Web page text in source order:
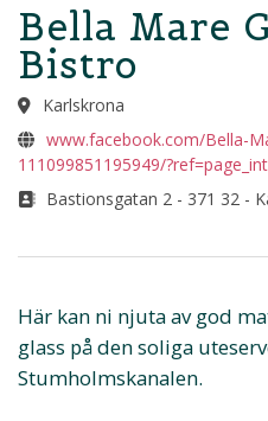
Bella Mare
Bistro
Karlskrona
www.facebook.com/Bella-
111099851195949/
Bastionsgatan 2 - 371 32 -
Här kan ni njuta av god
glass på den soliga
Stumholmskanalen.